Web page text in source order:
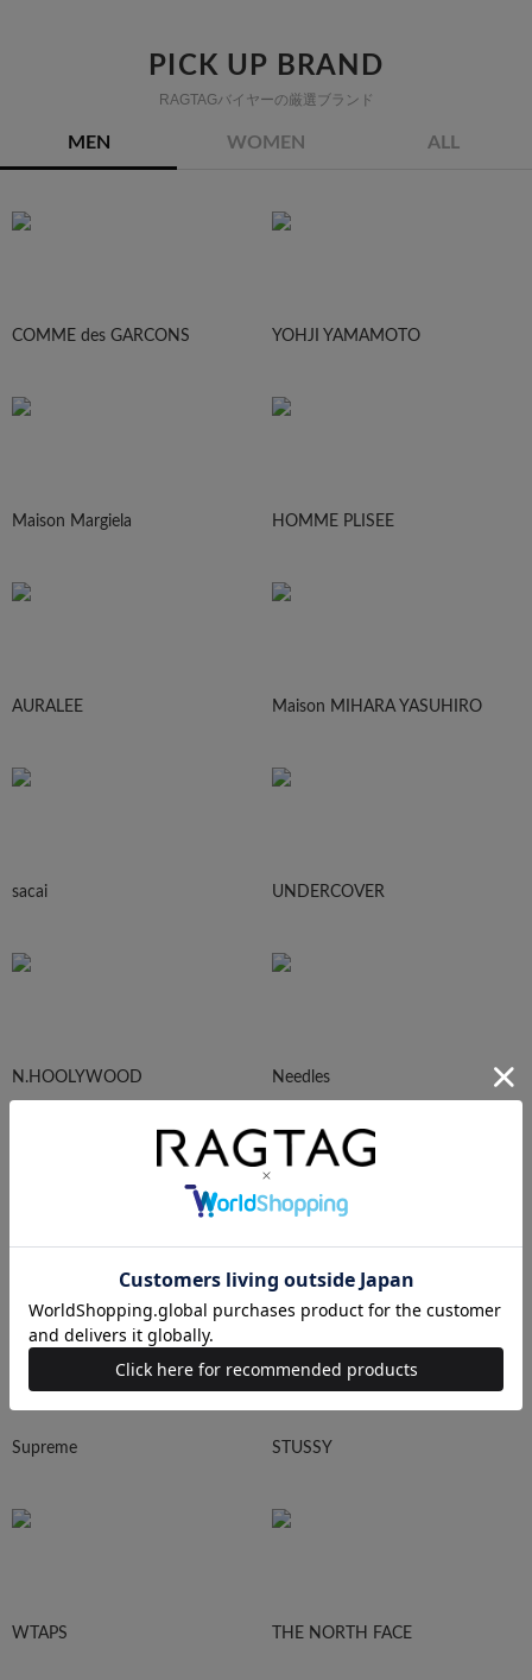
PICK UP BRAND
RAGTAGバイヤーの厳選ブランド
MEN WOMEN ALL
COMME des GARCONS YOHJI YAMAMOTO
Maison Margiela HOMME PLISEE
AURALEE Maison MIHARA YASUHIRO
sacai UNDERCOVER
N.HOOLYWOOD Needles
Supreme STUSSY
WTAPS THE NORTH FACE